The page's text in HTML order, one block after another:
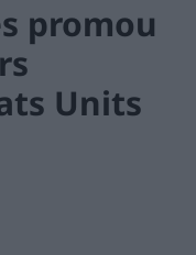
promou
Units